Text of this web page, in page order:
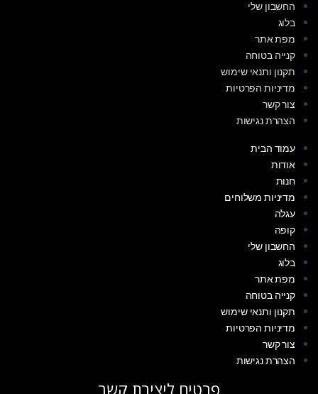
החשבון שלי
בלוג
מפת אתר
קנייה בטוחה
תקנון ותנאי שימוש
מדיניות הפרטיות
צור קשר
הצהרת נגישות
עמוד הבית
אודות
חנות
מדיניות משלוחים
עגלה
קופה
החשבון שלי
בלוג
מפת אתר
קנייה בטוחה
תקנון ותנאי שימוש
מדיניות הפרטיות
צור קשר
הצהרת נגישות
פרטים ליצירת קשר